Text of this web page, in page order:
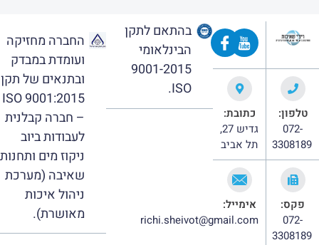
טלפון:
072-
3308189
כתובת:
גדיש 27,
תל אביב
פקס:
072-
3308189
אימייל:
richi.sheivot@gmail.com
בהתאם לתקן
הבינלאומי
9001-2015
ISO.
החברה מחזיקה
ועומדת במבדק
ובתנאים של תקן
ISO 9001:2015
– חברה קבלנית
לעבודות ביוב
ניקוז מים ותחנות
שאיבה (מערכת
ניהול איכות
מאושרת).